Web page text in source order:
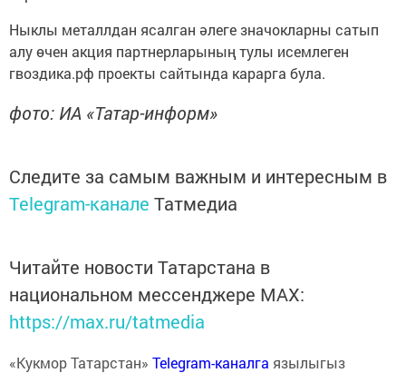
Ныклы металлдан ясалган әлеге значокларны сатып
алу өчен акция партнерларының тулы исемлеген
гвоздика.рф проекты сайтында карарга була.
фото: ИА «Татар-информ»
Следите за самым важным и интересным в
Telegram-канале Татмедиа
Читайте новости Татарстана в
национальном мессенджере MАХ:
https://max.ru/tatmedia
«Кукмор Татарстан» Telegram-каналга язылыгыз